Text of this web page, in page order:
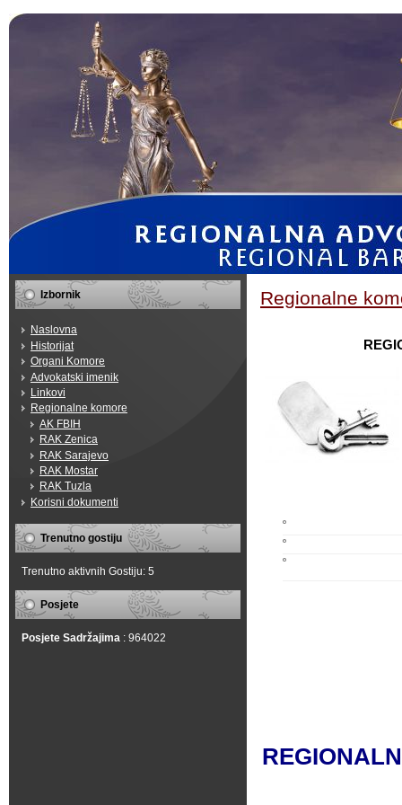
Izbornik
Naslovna
Historijat
Organi Komore
Advokatski imenik
Linkovi
Regionalne komore
AK FBIH
RAK Zenica
RAK Sarajevo
RAK Mostar
RAK Tuzla
Korisni dokumenti
Trenutno gostiju
Trenutno aktivnih Gostiju: 5
Posjete
Posjete Sadržajima : 964022
Regionalne